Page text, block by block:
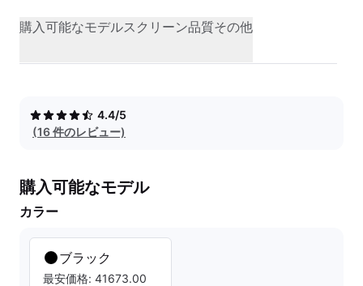
購入可能なモデルスクリーン品質その他
4.4/5
(16 件のレビュー)
購入可能なモデル
カラー
ブラック
最安価格: 41673.00